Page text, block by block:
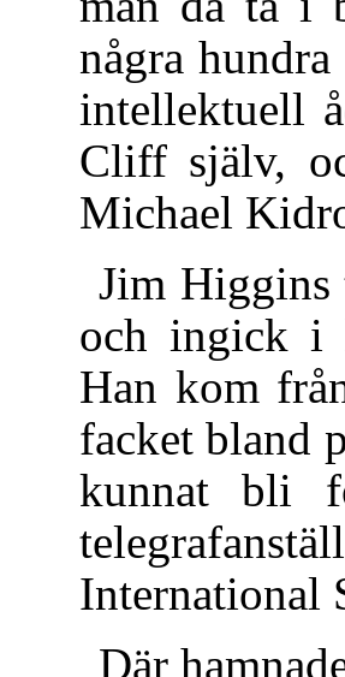
några
intellektuell
Cliff själv,
Michael
Jim Higgins
och ingick i
Han kom
facket bland
kunnat bli
International
Där